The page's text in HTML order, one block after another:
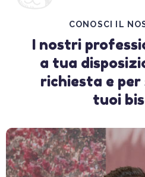
CONOSCI IL
I nostri
a tua
richiesta e
tuoi